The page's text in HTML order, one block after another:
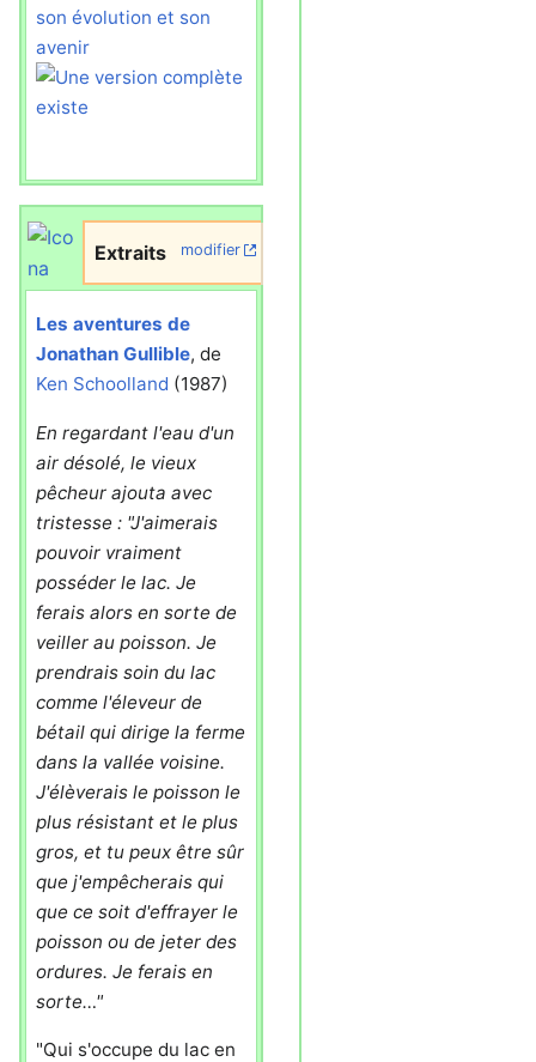
son évolution et son
avenir
modifier
Extraits
Les aventures de
Jonathan Gullible, de
Ken Schoolland (1987)
En regardant l'eau d'un
air désolé, le vieux
pêcheur ajouta avec
tristesse : "J'aimerais
pouvoir vraiment
posséder le lac. Je
ferais alors en sorte de
veiller au poisson. Je
prendrais soin du lac
comme l'éleveur de
bétail qui dirige la ferme
dans la vallée voisine.
J'élèverais le poisson le
plus résistant et le plus
gros, et tu peux être sûr
que j'empêcherais qui
que ce soit d'effrayer le
poisson ou de jeter des
ordures. Je ferais en
sorte…"
"Qui s'occupe du lac en